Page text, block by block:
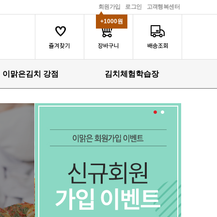
고객행복센터
로그인
회원가입
+1000원
이맑은김치 강점 김치체험학습장